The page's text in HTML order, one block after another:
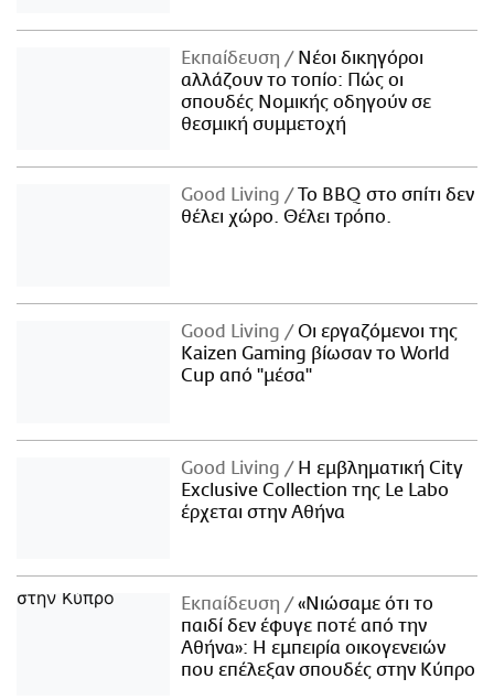
Εκπαίδευση
Νέοι δικηγόροι
αλλάζουν το τοπίο: Πώς οι
σπουδές Νομικής οδηγούν σε
θεσμική συμμετοχή
Good Living
Το BBQ στο σπίτι δεν
θέλει χώρο. Θέλει τρόπο.
Good Living
Οι εργαζόμενοι της
Kaizen Gaming βίωσαν το World
Cup από "μέσα"
Good Living
Η εμβληματική City
Exclusive Collection της Le Labo
έρχεται στην Αθήνα
Εκπαίδευση
«Νιώσαμε ότι το
παιδί δεν έφυγε ποτέ από την
Αθήνα»: Η εμπειρία οικογενειών
που επέλεξαν σπουδές στην Κύπρο